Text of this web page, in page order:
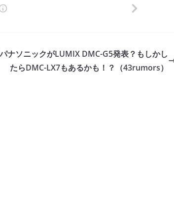
ナソニックがLUMIX DMC-G5発表？もしかし
たらDMC-LX7もあるかも！？（43rumors）